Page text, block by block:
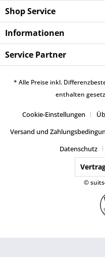
Shop Service
Informationen
Service Partner
* Alle Preise inkl.
enthalten
Cookie-Einstellungen
Versand und
Datenschutz
©